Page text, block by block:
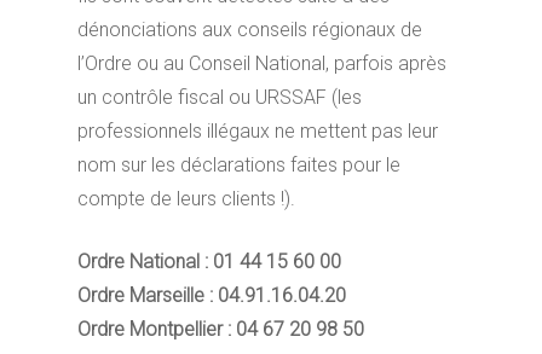
dénonciations aux conseils régionaux de
l’Ordre ou au Conseil National, parfois après
un contrôle fiscal ou URSSAF (les
professionnels illégaux ne mettent pas leur
nom sur les déclarations faites pour le
compte de leurs clients !).
Ordre National : 01 44 15 60 00
Ordre Marseille : 04.91.16.04.20
Ordre Montpellier : 04 67 20 98 50